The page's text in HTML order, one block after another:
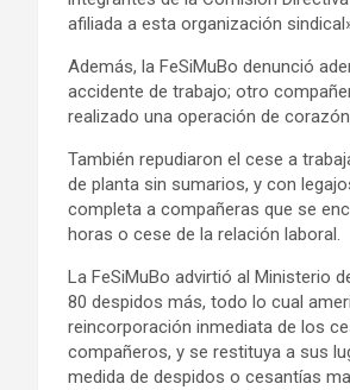
afiliada a esta organización
Además, la FeSiMuBo denunció
accidente de trabajo; otro
realizado una operación de
También repudiaron el cese a
de planta sin sumarios, y con
completa a compañeras que se
horas o cese de la relación laboral.
La FeSiMuBo advirtió al Ministerio
80 despidos más, todo lo cual
reincorporación inmediata de los
compañeros, y se restituya a sus
medida de despidos o cesantías